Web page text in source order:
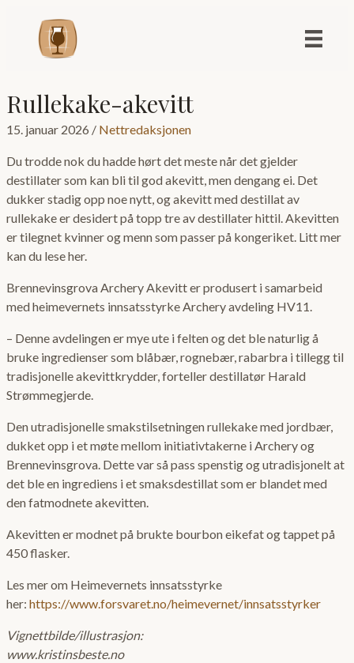
Rullekake-akevitt
15. januar 2026 / Nettredaksjonen
Du trodde nok du hadde hørt det meste når det gjelder
destillater som kan bli til god akevitt, men dengang ei. Det
dukker stadig opp noe nytt, og akevitt med destillat av
rullekake er desidert på topp tre av destillater hittil. Akevitten
er tilegnet kvinner og menn som passer på kongeriket. Litt mer
kan du lese her.
Brennevinsgrova Archery Akevitt er produsert i samarbeid
med heimevernets innsatsstyrke Archery avdeling HV11.
– Denne avdelingen er mye ute i felten og det ble naturlig å
bruke ingredienser som blåbær, rognebær, rabarbra i tillegg til
tradisjonelle akevittkrydder, forteller destillatør Harald
Strømmegjerde.
Den utradisjonelle smakstilsetningen rullekake med jordbær,
dukket opp i et møte mellom initiativtakerne i Archery og
Brennevinsgrova. Dette var så pass spenstig og utradisjonelt at
det ble en ingrediens i et smaksdestillat som er blandet med
den fatmodnete akevitten.
Akevitten er modnet på brukte bourbon eikefat og tappet på
450 flasker.
Les mer om Heimevernets innsatsstyrke
her: https://www.forsvaret.no/heimevernet/innsatsstyrker
Vignettbilde/illustrasjon:
www.kristinsbeste.no